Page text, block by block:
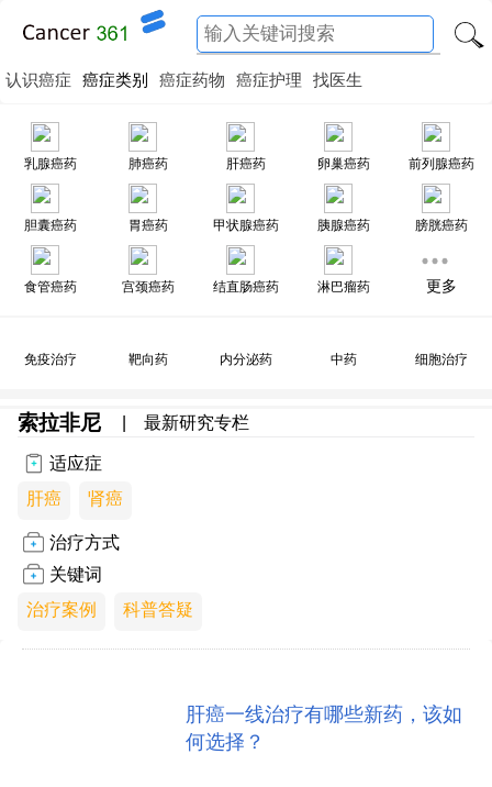
认识癌症 癌症类别 癌症药物 癌症护理 找医生
乳腺癌药 肺癌药 肝癌药 卵巢癌药 前列腺癌药
胆囊癌药 胃癌药 甲状腺癌药 胰腺癌药 膀胱癌药
食管癌药 宫颈癌药 结直肠癌药 淋巴瘤药 更多
免疫治疗 靶向药 内分泌药 中药 细胞治疗
索拉非尼 最新研究专栏
适应症
肝癌
肾癌
治疗方式
关键词
治疗案例
科普答疑
肝癌一线治疗有哪些新药，该如
何选择？